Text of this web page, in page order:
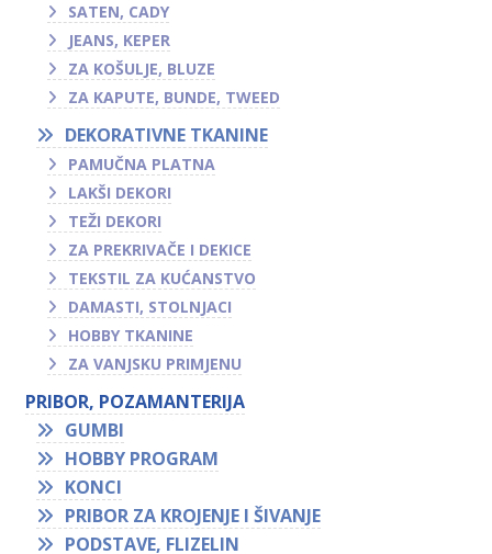
SATEN, CADY
JEANS, KEPER
ZA KOŠULJE, BLUZE
ZA KAPUTE, BUNDE, TWEED
DEKORATIVNE TKANINE
PAMUČNA PLATNA
LAKŠI DEKORI
TEŽI DEKORI
ZA PREKRIVAČE I DEKICE
TEKSTIL ZA KUĆANSTVO
DAMASTI, STOLNJACI
HOBBY TKANINE
ZA VANJSKU PRIMJENU
PRIBOR, POZAMANTERIJA
GUMBI
HOBBY PROGRAM
KONCI
PRIBOR ZA KROJENJE I ŠIVANJE
PODSTAVE, FLIZELIN